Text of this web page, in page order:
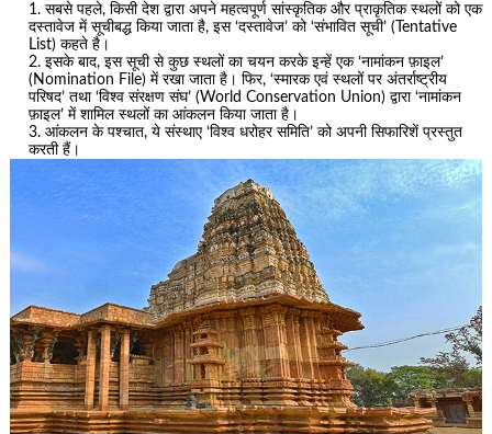
सबसे पहले, किसी देश द्वारा अपने महत्वपूर्ण सांस्कृतिक और प्राकृतिक स्थलों को एक
दस्तावेज में सूचीबद्ध किया जाता है, इस ‘दस्तावेज’ को ‘संभावित सूची’ (Tentative
List) कहते है।
इसके बाद, इस सूची से कुछ स्थलों का चयन करके इन्हें एक ‘नामांकन फ़ाइल’
(Nomination File) में रखा जाता है। फिर, ‘स्मारक एवं स्थलों पर अंतर्राष्ट्रीय
परिषद’ तथा ‘विश्व संरक्षण संघ’ (World Conservation Union) द्वारा ‘नामांकन
फ़ाइल’ में शामिल स्थलों का आंकलन किया जाता है।
आंकलन के पश्चात, ये संस्थाए ‘विश्व धरोहर समिति’ को अपनी सिफारिशें प्रस्तुत
करती हैं।